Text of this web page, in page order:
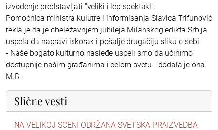
izvođenje predstavljati "veliki i lep spektakl".
Pomoćnica ministra kulutre i informisanja Slavica Trifunović
rekla je da je obeležavnjem jubileja Milanskog edikta Srbija
uspela da napravi iskorak i pošalje drugačiju sliku o sebi.
- Naše bogato kulturno nasleđe uspeli smo da učinimo
dostupnije našim građanima i celom svetu - dodala je ona.
M.B.
Slične vesti
NA VELIKOJ SCENI ODRŽANA SVETSKA PRAIZVEDBA